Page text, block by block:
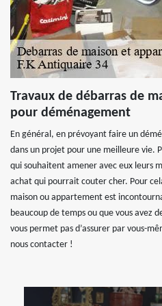
Travaux de débarras de
pour déménagement
En général, en prévoyant faire un
dans un projet pour une meilleure vie.
qui souhaitent amener avec eux leurs
achat qui pourrait couter cher. Pour
maison ou appartement est
beaucoup de temps ou que vous avez
vous permet pas d’assurer par vous-
nous contacter !